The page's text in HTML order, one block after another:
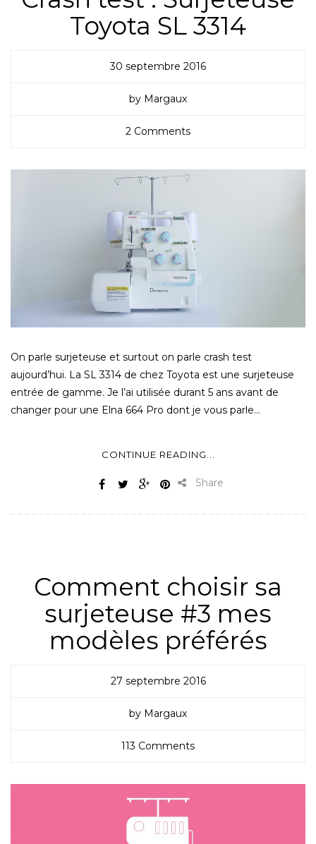
Toyota SL 3314
30 septembre 2016
by Margaux
2 Comments
On parle surjeteuse et surtout on parle crash test
aujourd’hui. La SL 3314 de chez Toyota est une surjeteuse
entrée de gamme. Je l’ai utilisée durant 5 ans avant de
changer pour une Elna 664 Pro dont je vous parle…
CONTINUE READING...
Share
Comment choisir sa
surjeteuse #3 mes
modèles préférés
27 septembre 2016
by Margaux
113 Comments